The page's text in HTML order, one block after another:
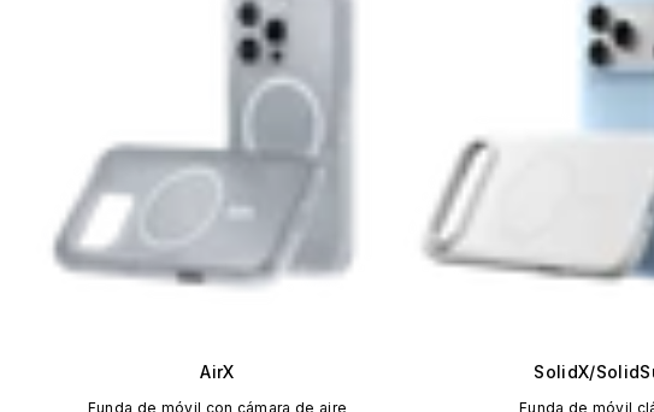
AirX
Funda de móvil con cámara de aire
SolidX/
Funda de móvil